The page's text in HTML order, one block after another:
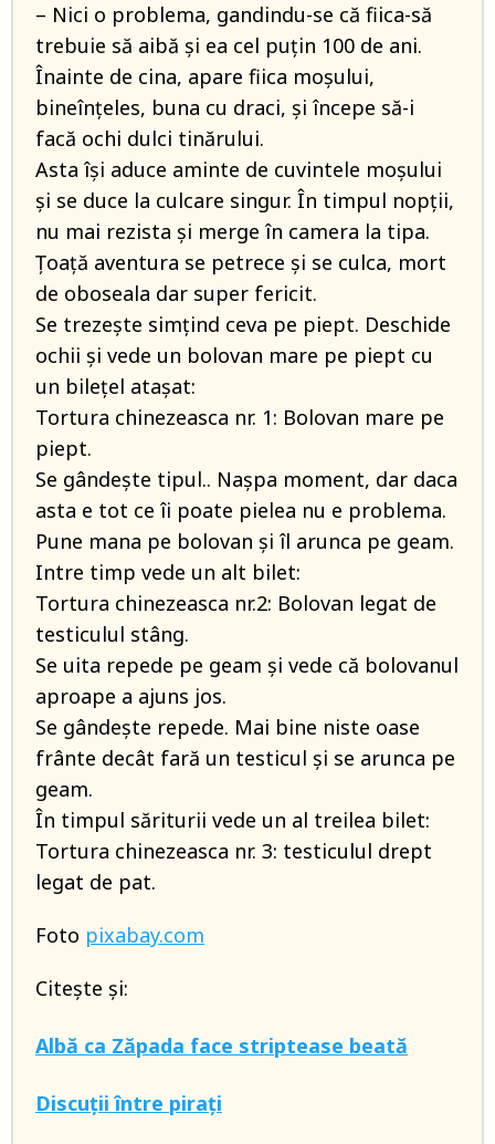
– Nici o problema, gandindu-se că fiica-să
trebuie să aibă și ea cel puțin 100 de ani.
Înainte de cina, apare fiica moșului,
bineînțeles, buna cu draci, și începe să-i
facă ochi dulci tinărului.
Asta își aduce aminte de cuvintele moșului
și se duce la culcare singur. În timpul nopții,
nu mai rezista și merge în camera la tipa.
Țoață aventura se petrece și se culca, mort
de oboseala dar super fericit.
Se trezește simțind ceva pe piept. Deschide
ochii și vede un bolovan mare pe piept cu
un bilețel atașat:
Tortura chinezeasca nr. 1: Bolovan mare pe
piept.
Se gândește tipul.. Nașpa moment, dar daca
asta e tot ce îi poate pielea nu e problema.
Pune mana pe bolovan și îl arunca pe geam.
Intre timp vede un alt bilet:
Tortura chinezeasca nr.2: Bolovan legat de
testiculul stâng.
Se uita repede pe geam și vede că bolovanul
aproape a ajuns jos.
Se gândește repede. Mai bine niste oase
frânte decât fară un testicul și se arunca pe
geam.
În timpul săriturii vede un al treilea bilet:
Tortura chinezeasca nr. 3: testiculul drept
legat de pat.
Foto pixabay.com
Citește și:
Albă ca Zăpada face striptease beată
Discuții între pirați